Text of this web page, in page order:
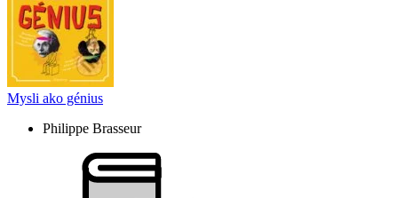
Mysli ako génius
Philippe Brasseur